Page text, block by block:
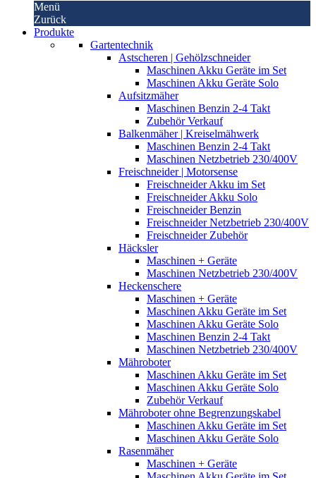
Menü
Zurück
Produkte
Gartentechnik
Astscheren | Gehölzschneider
Maschinen Akku Geräte im Set
Maschinen Akku Geräte Solo
Aufsitzmäher
Maschinen Benzin 2-4 Takt
Zubehör Verkauf
Balkenmäher | Kreiselmähwerk
Maschinen Benzin 2-4 Takt
Maschinen Netzbetrieb 230/400V
Freischneider | Motorsense
Freischneider Akku im Set
Freischneider Akku Solo
Freischneider Benzin
Freischneider Netzbetrieb 230/400V
Freischneider Zubehör
Häcksler
Maschinen + Geräte
Maschinen Netzbetrieb 230/400V
Heckenschere
Maschinen + Geräte
Maschinen Akku Geräte im Set
Maschinen Akku Geräte Solo
Maschinen Benzin 2-4 Takt
Maschinen Netzbetrieb 230/400V
Mähroboter
Maschinen Akku Geräte im Set
Maschinen Akku Geräte Solo
Zubehör Verkauf
Mähroboter ohne Begrenzungskabel
Maschinen Akku Geräte im Set
Maschinen Akku Geräte Solo
Rasenmäher
Maschinen + Geräte